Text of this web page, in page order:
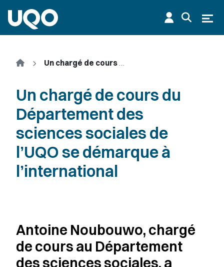
Accueil Un chargé de cours du Département des sciences sociales de l’UQO se démarque à l’international
Un chargé de cours du
Département des
sciences sociales de
l’UQO se démarque à
l’international
Antoine Noubouwo, chargé
de cours au Département
des sciences sociales, a